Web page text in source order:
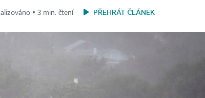
▪ 3 min. čtení PŘEHRÁT ČLÁNEK